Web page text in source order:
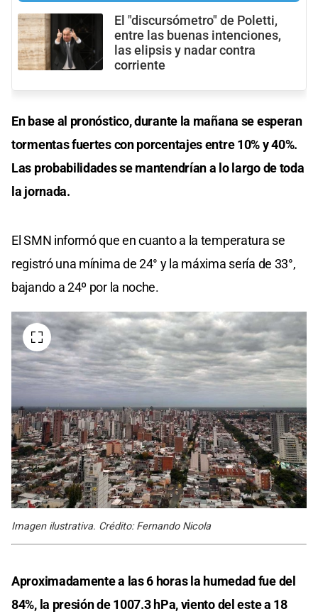
El "discursómetro" de Poletti,
entre las buenas intenciones,
las elipsis y nadar contra
corriente
En base al pronóstico, durante la mañana se esperan
tormentas fuertes con porcentajes entre 10% y 40%.
Las probabilidades se mantendrían a lo largo de toda
la jornada.
El SMN informó que en cuanto a la temperatura se
registró una mínima de 24° y la máxima sería de 33°,
bajando a 24º por la noche.
Imagen ilustrativa. Crédito: Fernando Nicola
Aproximadamente a las 6 horas la humedad fue del
84%, la presión de 1007.3 hPa, viento del este a 18